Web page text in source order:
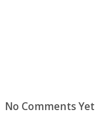
No Comments Yet